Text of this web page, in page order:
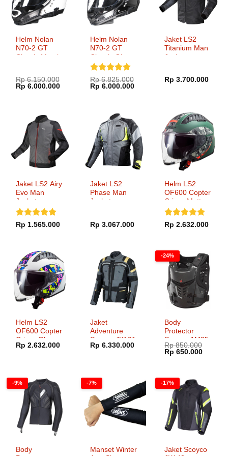
Helm Nolan
N70-2 GT
Classic Metal
Rp6.150.000
Harga
aslinya
Rp 6.000.000Harga
Helm Nolan
N70-2 GT
Classic Glossy
Black
Dinilai5
dari 5
Rp6.825.000
Harga
aslinya
Rp 6.000.000Harga
Rp 6.000.000.
Jaket LS2
Titanium Man
Jacket
Rp 3.700.000
Jaket LS2 Airy
Evo Man
Jacket
Dinilai5
Rp 1.565.000
Jaket LS2
Phase Man
Jacket
Rp 3.067.000
Helm LS2
OF600 Copter
Crispy Matt
Military Green
Dinilai5
Rp 2.632.000
Helm LS2
OF600 Copter
Crispy Gloss
Hi Vis Yellow
Rp 2.632.000
Jaket
Adventure
Scoyco JK101
Rp 6.330.000
-24%
Body
Protector
Scoyco AM05
Rp850.000
Harga
aslinya
Rp 650.000Harga
-9%
Body
-7%
Manset Winter
-17%
Jaket Scoyco